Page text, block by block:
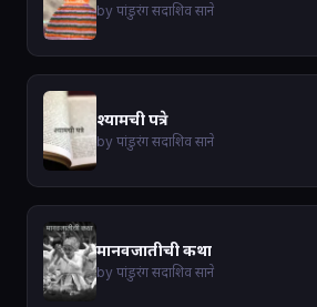
by पांडुरंग सदाशिव साने
श्यामची पत्रे
by पांडुरंग सदाशिव साने
मानवजातीची कथा
by पांडुरंग सदाशिव साने